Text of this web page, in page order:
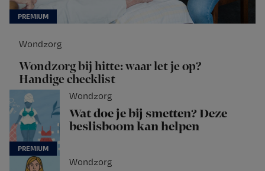
Wondzorg
Wondzorg bij hitte: waar let je op?
Handige checklist
Wondzorg
Wat doe je bij smetten? Deze
beslisboom kan helpen
Wondzorg